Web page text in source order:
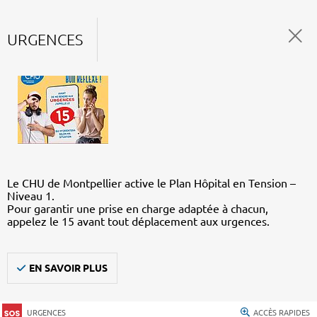
URGENCES
Le CHU de Montpellier active le Plan Hôpital en Tension –
Niveau 1.
Pour garantir une prise en charge adaptée à chacun,
appelez le 15 avant tout déplacement aux urgences.
EN SAVOIR PLUS
URGENCES ACCÈS RAPIDES